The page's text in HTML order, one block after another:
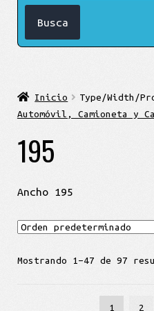
Inicio
Type/Width/
Automóvil, Camioneta y
195
Ancho 195
Mostrando 1–47 de 97
1 2